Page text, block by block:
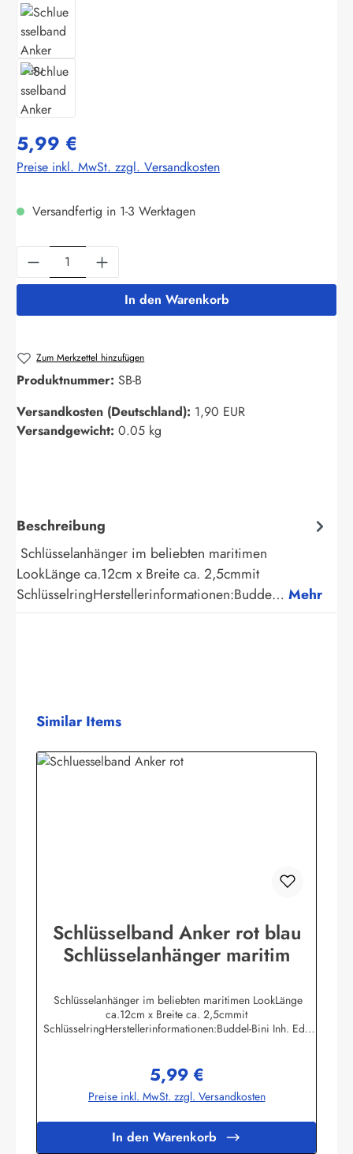
5,99 €
Preise inkl. MwSt. zzgl. Versandkosten
Versandfertig in 1-3 Werktagen
Produkt Anzahl: Gib den gewünschten
In den Warenkorb
Zum Merkzettel hinzufügen
Produktnummer: SB-B
Versandkosten (Deutschland): 1,90 EUR
Versandgewicht: 0.05 kg
Beschreibung
Schlüsselanhänger im beliebten maritimen
LookLänge ca.12cm x Breite ca. 2,5cmmit
SchlüsselringHerstellerinformationen:Budde… Mehr
Produktgalerie überspringen
Similar Items
Schlüsselband Anker rot blau
Schlüsselanhänger maritim
Schlüsselanhänger im beliebten maritimen LookLänge
ca.12cm x Breite ca. 2,5cmmit
SchlüsselringHerstellerinformationen:Buddel-Bini Inh. Eda
Regulärer Preis:
5,99 €
Preise inkl. MwSt. zzgl. Versandkosten
In den Warenkorb